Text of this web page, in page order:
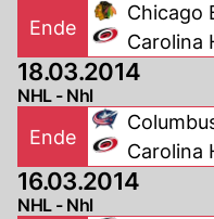
Ende
Chicago
Carolina
18.03.2014
NHL - Nhl
Ende
Carolina
16.03.2014
NHL - Nhl